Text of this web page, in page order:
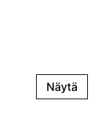
Näytä